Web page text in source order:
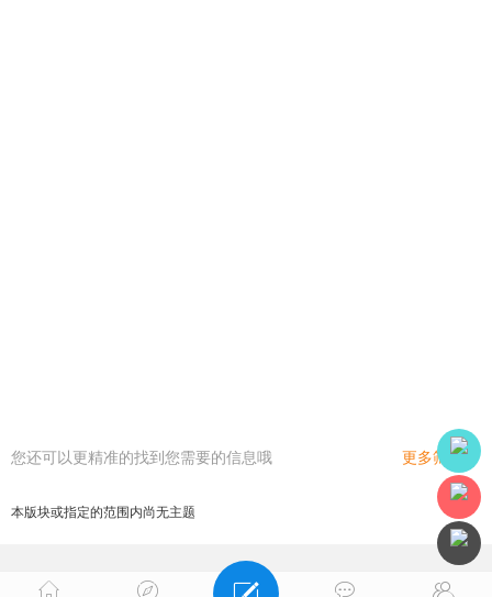
您还可以更精准的找到您需要的信息哦 更多筛选
本版块或指定的范围内尚无主题